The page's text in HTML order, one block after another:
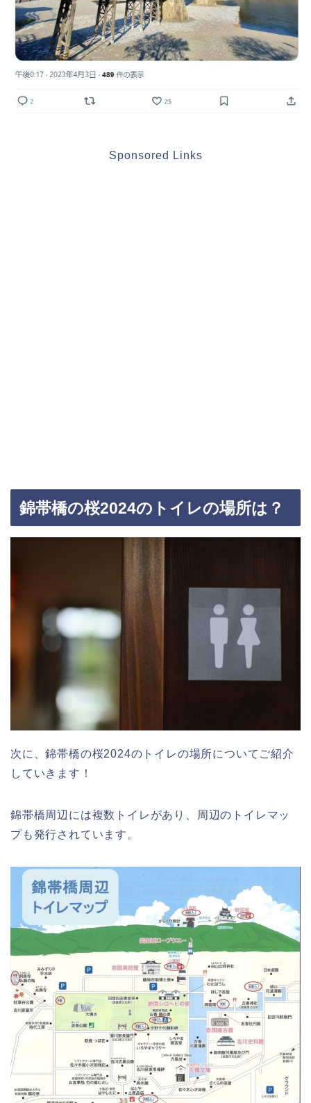
Sponsored Links
錦帯橋の桜2024のトイレの場所は？
次に、錦帯橋の桜2024のトイレの場所についてご紹介
していきます！
錦帯橋周辺には複数トイレがあり、周辺のトイレマッ
プも発行されています。